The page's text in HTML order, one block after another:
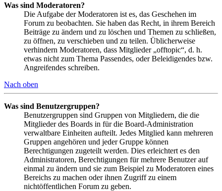
Was sind Moderatoren?
Die Aufgabe der Moderatoren ist es, das Geschehen im
Forum zu beobachten. Sie haben das Recht, in ihrem Bereich
Beiträge zu ändern und zu löschen und Themen zu schließen,
zu öffnen, zu verschieben und zu teilen. Üblicherweise
verhindern Moderatoren, dass Mitglieder „offtopic“, d. h.
etwas nicht zum Thema Passendes, oder Beleidigendes bzw.
Angreifendes schreiben.
Nach oben
Was sind Benutzergruppen?
Benutzergruppen sind Gruppen von Mitgliedern, die die
Mitglieder des Boards in für die Board-Administration
verwaltbare Einheiten aufteilt. Jedes Mitglied kann mehreren
Gruppen angehören und jeder Gruppe können
Berechtigungen zugeteilt werden. Dies erleichtert es den
Administratoren, Berechtigungen für mehrere Benutzer auf
einmal zu ändern und sie zum Beispiel zu Moderatoren eines
Bereichs zu machen oder ihnen Zugriff zu einem
nichtöffentlichen Forum zu geben.